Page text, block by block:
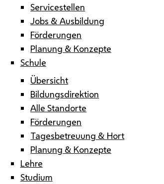
Servicestellen
Jobs & Ausbildung
Förderungen
Planung & Konzepte
Schule
Übersicht
Bildungsdirektion
Alle Standorte
Förderungen
Tagesbetreuung & Hort
Planung & Konzepte
Lehre
Studium